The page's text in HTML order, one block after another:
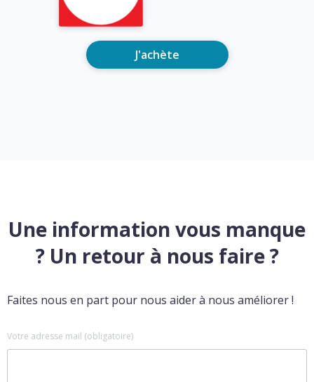
J'achète
Une information vous manque
? Un retour à nous faire ?
Faites nous en part pour nous aider à nous améliorer !
Votre adresse mail (obligatoire)